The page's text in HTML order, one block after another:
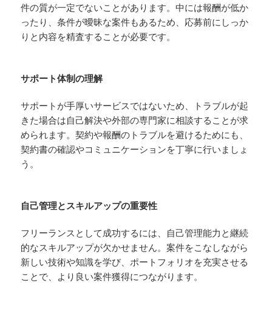
件の質が一定でないことがあります。中には報酬が低か
ったり、条件が曖昧な案件もあるため、応募前にしっか
りと内容を精査することが必要です。
サポート体制の理解
サポートが手厚いサービスではないため、トラブルが起
きた場合は自己解決や外部の専門家に相談することが求
められます。契約や報酬のトラブルを避けるためにも、
契約書の確認やコミュニケーションを丁寧に行いましょ
う。
自己管理とスキルアップの重要性
フリーランスとして成功するには、自己管理能力と継続
的なスキルアップが欠かせません。案件をこなしながら
新しい技術や知識を学び、ポートフォリオを充実させる
ことで、より良い案件獲得につながります。